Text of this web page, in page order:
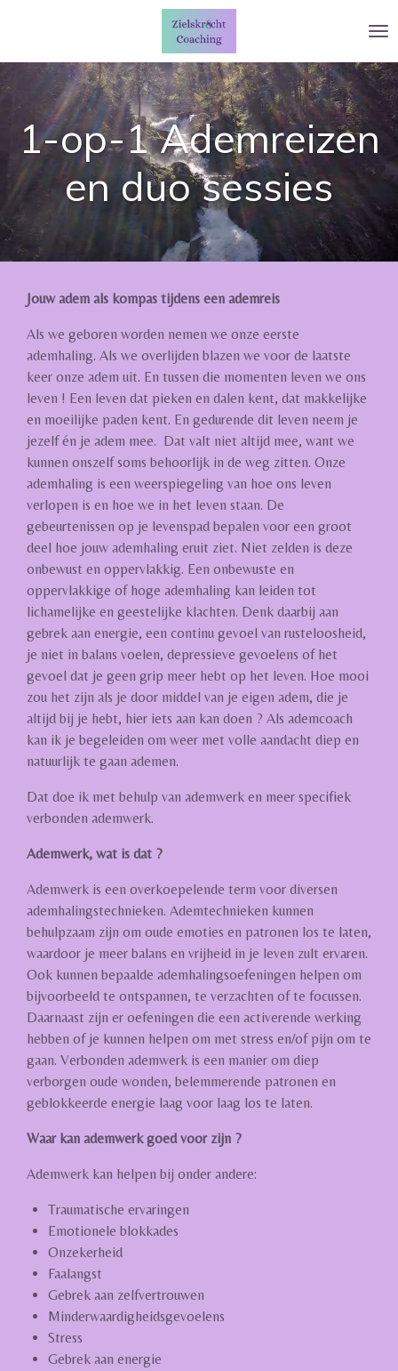
naar
hoofdinhoud
1-op-1 Ademreizen
en duo sessies
Jouw adem als kompas tijdens een ademreis
Als we geboren worden nemen we onze eerste
ademhaling. Als we overlijden blazen we voor de laatste
keer onze adem uit. En tussen die momenten leven we ons
leven ! Een leven dat pieken en dalen kent, dat makkelijke
en moeilijke paden kent. En gedurende dit leven neem je
jezelf én je adem mee. Dat valt niet altijd mee, want we
kunnen onszelf soms behoorlijk in de weg zitten. Onze
ademhaling is een weerspiegeling van hoe ons leven
verlopen is en hoe we in het leven staan. De
gebeurtenissen op je levenspad bepalen voor een groot
deel hoe jouw ademhaling eruit ziet. Niet zelden is deze
onbewust en oppervlakkig. Een onbewuste en
oppervlakkige of hoge ademhaling kan leiden tot
lichamelijke en geestelijke klachten. Denk daarbij aan
gebrek aan energie, een continu gevoel van rusteloosheid,
je niet in balans voelen, depressieve gevoelens of het
gevoel dat je geen grip meer hebt op het leven. Hoe mooi
zou het zijn als je door middel van je eigen adem, die je
altijd bij je hebt, hier iets aan kan doen ? Als ademcoach
kan ik je begeleiden om weer met volle aandacht diep en
natuurlijk te gaan ademen.
Dat doe ik met behulp van ademwerk en meer specifiek
verbonden ademwerk.
Ademwerk, wat is dat ?
Ademwerk is een overkoepelende term voor diversen
ademhalingstechnieken. Ademtechnieken kunnen
behulpzaam zijn om oude emoties en patronen los te laten,
waardoor je meer balans en vrijheid in je leven zult ervaren.
Ook kunnen bepaalde ademhalingsoefeningen helpen om
bijvoorbeeld te ontspannen, te verzachten of te focussen.
Daarnaast zijn er oefeningen die een activerende werking
hebben of je kunnen helpen om met stress en/of pijn om te
gaan. Verbonden ademwerk is een manier om diep
verborgen oude wonden, belemmerende patronen en
geblokkeerde energie laag voor laag los te laten.
Waar kan ademwerk goed voor zijn ?
Ademwerk kan helpen bij onder andere:
Traumatische ervaringen
Emotionele blokkades
Onzekerheid
Faalangst
Gebrek aan zelfvertrouwen
Minderwaardigheidsgevoelens
Stress
Gebrek aan energie